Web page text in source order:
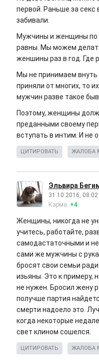
первой. Раньше за секс
забивали.
Мужчины и женщины по
равны. Мы можем
женшины раз в год. Где
Мы не принимаем внуть
приняли от многих, то
мужчин разве такое
Поэтому, женщины
преданными своему
вступать в интим. И не
ЦИТИРОВАТЬ ЖАЛОБА
Эльвира
31.10.2016, 08:02
Карма: +4
Женщины, никогда не
учитесь, работайте,
самодастаточными и
сами же мужчины с
бросят свои семьи
изьяны. Это к примеру,
не нужен. Бросил жену
получше партия
смерти надоело это.
когда некоторые
свет клином сошелся.
ЦИТИРОВАТЬ ЖАЛОБА